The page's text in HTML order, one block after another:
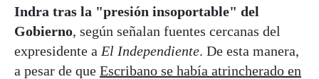
Indra tras la "presión insoportable" del
Gobierno, según señalan fuentes cercanas del
expresidente a El Independiente. De esta manera,
a pesar de que Escribano se había atrincherado en